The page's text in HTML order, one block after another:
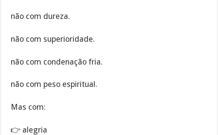
não com dureza.
não com superioridade.
não com condenação fria.
não com peso espiritual.
Mas com:
👉 alegria